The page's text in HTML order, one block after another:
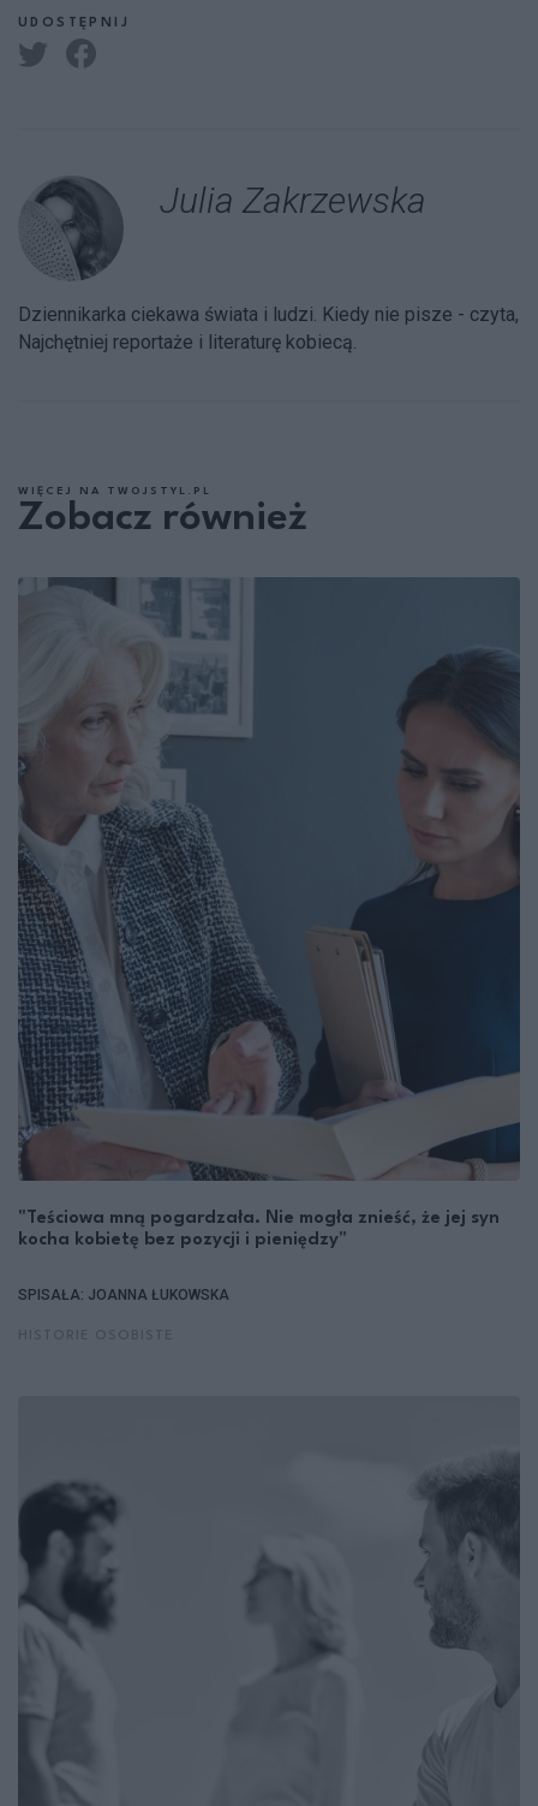
UDOSTĘPNIJ
Julia Zakrzewska
Dziennikarka ciekawa świata i ludzi. Kiedy nie pisze - czyta,
Najchętniej reportaże i literaturę kobiecą.
WIĘCEJ NA TWOJSTYL.PL
Zobacz również
"Teściowa mną pogardzała. Nie mogła znieść, że jej syn
kocha kobietę bez pozycji i pieniędzy"
SPISAŁA: JOANNA ŁUKOWSKA